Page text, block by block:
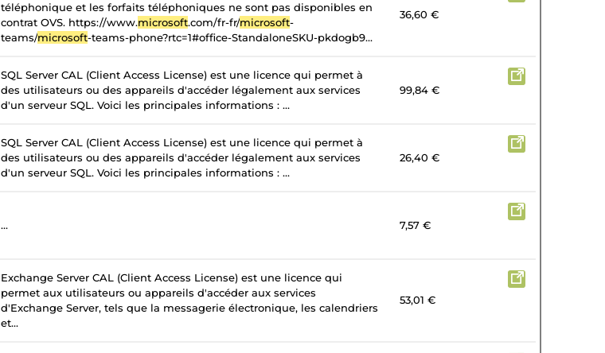
téléphonique et les forfaits téléphoniques ne sont pas disponibles en
contrat OVS. https://www.microsoft.com/fr-fr/microsoft-
teams/microsoft-teams-phone?rtc=1#office-StandaloneSKU-pkdogb9...
36,60 €
SQL Server CAL (Client Access License) est une licence qui permet à
des utilisateurs ou des appareils d'accéder légalement aux services
d'un serveur SQL. Voici les principales informations : ...
99,84 €
SQL Server CAL (Client Access License) est une licence qui permet à
des utilisateurs ou des appareils d'accéder légalement aux services
d'un serveur SQL. Voici les principales informations : ...
26,40 €
... 7,57 €
Exchange Server CAL (Client Access License) est une licence qui
permet aux utilisateurs ou appareils d'accéder aux services
d'Exchange Server, tels que la messagerie électronique, les calendriers
et...
53,01 €